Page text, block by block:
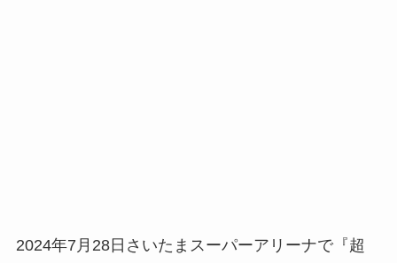
2024年7月28日さいたまスーパーアリーナで『超